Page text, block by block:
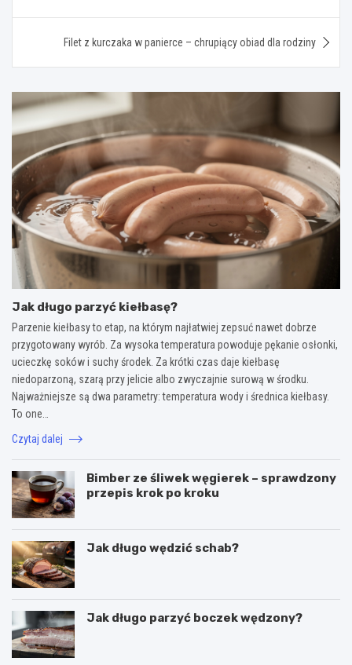
Filet z kurczaka w panierce – chrupiący obiad dla rodziny
Jak długo parzyć kiełbasę?
Parzenie kiełbasy to etap, na którym najłatwiej zepsuć nawet dobrze
przygotowany wyrób. Za wysoka temperatura powoduje pękanie osłonki,
ucieczkę soków i suchy środek. Za krótki czas daje kiełbasę
niedoparzoną, szarą przy jelicie albo zwyczajnie surową w środku.
Najważniejsze są dwa parametry: temperatura wody i średnica kiełbasy.
To one…
Czytaj dalej
Bimber ze śliwek węgierek – sprawdzony
przepis krok po kroku
Jak długo wędzić schab?
Jak długo parzyć boczek wędzony?